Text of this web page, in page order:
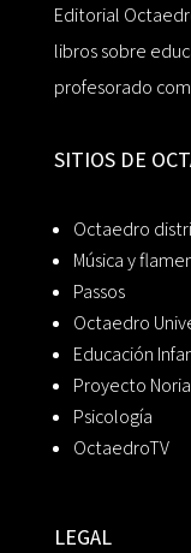
Editorial
libros sobre
profesorado
SITIOS DE
Octaedro
Música y
Passos
Octaedro
Educación
Proyecto Noria
Psicología
OctaedroTV
LEGAL